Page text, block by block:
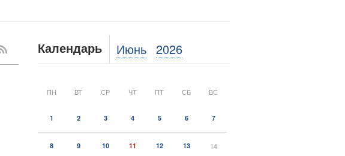
Календарь Июнь 2026
ПН ВТ СР ЧТ ПТ СБ ВС
1 2 3 4 5 6 7
8 9 10 11 12 13 14